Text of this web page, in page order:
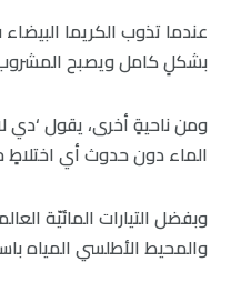
عندما تذوب الكريما
بشكلٍ كامل ويصبح
ومن ناحيةٍ أخرى، يقول ‘دي
الماء دون حدوث أي
وبفضل التيارات المائيّة
والمحيط الأطلسي المياه